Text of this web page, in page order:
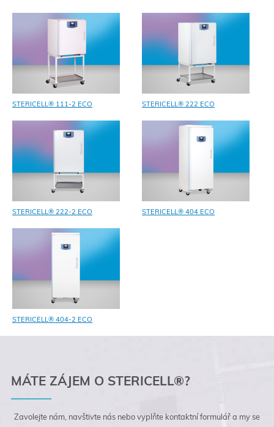
STERICELL® 111-2 ECO STERICELL® 222 ECO
STERICELL® 222-2 ECO STERICELL® 404 ECO
STERICELL® 404-2 ECO
MÁTE ZÁJEM O STERICELL®?
Zavolejte nám, navštivte nás nebo vyplňte kontaktníformulář a my se